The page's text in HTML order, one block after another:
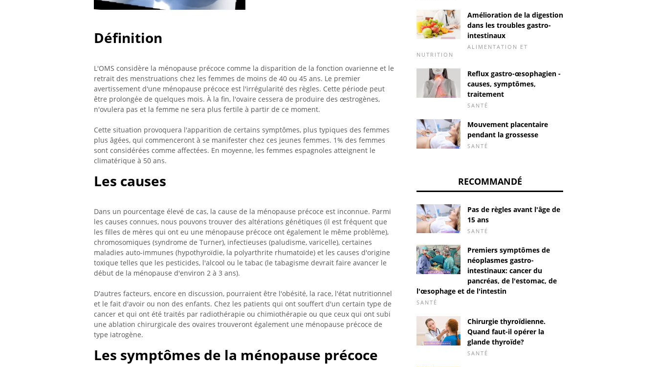
Définition
L'OMS considère la ménopause précoce comme la disparition de la fonction ovarienne et le
retrait des menstruations chez les femmes de moins de 40 ou 45 ans. Le premier
avertissement d'une ménopause précoce est l'irrégularité des règles. Cette période peut
être prolongée de quelques mois. À la fin, l'ovaire cessera de produire des œstrogènes,
n'ovulera pas et la femme ne sera plus fertile à partir de ce moment.
Cette situation provoquera l'apparition de certains symptômes, plus typiques des femmes
plus âgées, qui commenceront à se manifester chez ces jeunes femmes. 1% des femmes
sont considérées comme affectées. En moyenne, les femmes espagnoles atteignent le
climatérique à 50 ans.
Les causes
Dans un pourcentage élevé de cas, la cause de la ménopause précoce est inconnue. Parmi
les causes connues, nous pouvons trouver des altérations génétiques (il est fréquent que
les filles de mères qui ont eu une ménopause précoce ont également le même problème),
chromosomiques (syndrome de Turner), infectieuses (paludisme, varicelle), certaines
maladies auto-immunes (hypothyroïdie, la polyarthrite rhumatoïde) et les causes d'origine
toxique telles que les pesticides, l'alcool ou le tabac (le tabagisme devrait faire avancer le
début de la ménopause d'environ 2 à 3 ans).
D'autres facteurs, encore en discussion, pourraient être l'obésité, la race, l'état nutritionnel
et le fait d'avoir ou non des enfants. Chez les patients qui ont souffert d'un certain type de
cancer et qui ont été traités par radiothérapie ou chimiothérapie ou que ceux qui ont subi
une ablation chirurgicale des ovaires trouveront également une ménopause précoce de
type iatrogène.
Les symptômes de la ménopause précoce
Amélioration de la digestion
dans les troubles gastro-
intestinaux
ALIMENTATION ET
NUTRITION
Reflux gastro-œsophagien -
causes, symptômes,
traitement
SANTÉ
Mouvement placentaire
pendant la grossesse
SANTÉ
RECOMMANDÉ
Pas de règles avant l'âge de
15 ans
SANTÉ
Premiers symptômes de
néoplasmes gastro-
intestinaux: cancer du
pancréas, de l'estomac, de
l'œsophage et de l'intestin
SANTÉ
Chirurgie thyroïdienne.
Quand faut-il opérer la
glande thyroïde?
SANTÉ